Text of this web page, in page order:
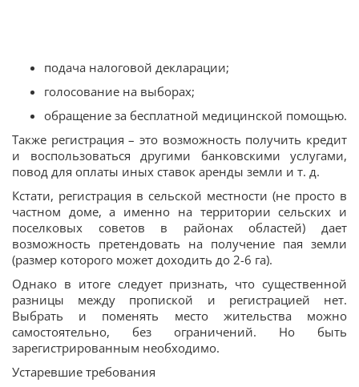
подача налоговой декларации;
голосование на выборах;
обращение за бесплатной медицинской помощью.
Также регистрация – это возможность получить кредит
и воспользоваться другими банковскими услугами,
повод для оплаты иных ставок аренды земли и т. д.
Кстати, регистрация в сельской местности (не просто в
частном доме, а именно на территории сельских и
поселковых советов в районах областей) дает
возможность претендовать на получение пая земли
(размер которого может доходить до 2-6 га).
Однако в итоге следует признать, что существенной
разницы между пропиской и регистрацией нет.
Выбрать и поменять место жительства можно
самостоятельно, без ограничений. Но быть
зарегистрированным необходимо.
Устаревшие требования